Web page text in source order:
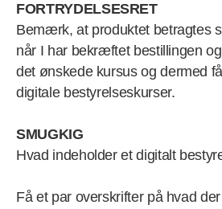
FORTRYDELSESRET
Bemærk, at produktet betragtes
når I har bekræftet bestillingen
det ønskede kursus og dermed
digitale bestyrelseskurser.
SMUGKIG
Hvad indeholder et digitalt
Få et par overskrifter på hvad